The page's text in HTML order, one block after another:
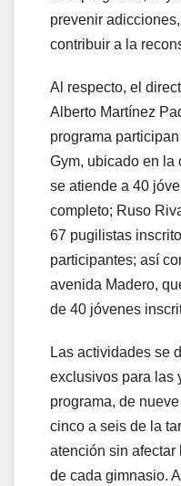
prevenir
contribuir a la
Al respecto, el
Alberto Martínez
programa
Gym, ubicado en la
se atiende a 40
completo; Ruso
67 pugilistas
participantes; así
avenida Madero,
de 40 jóvenes
Las actividades se
exclusivos para las
programa, de
cinco a seis de la
atención sin
de cada gimnasio.